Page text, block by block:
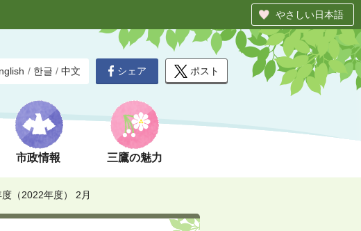
やさしい日本語
/ 한글 / 中文
市政情報 三鷹の魅力
シェア ポスト
（2022年度） 2月